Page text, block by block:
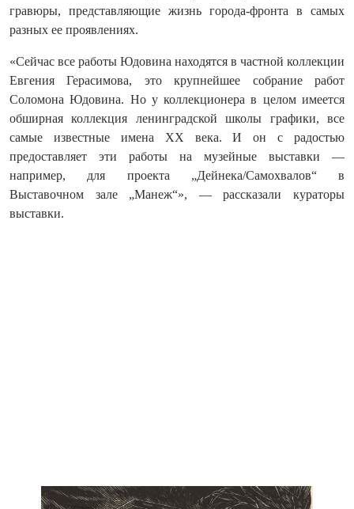
гравюры, представляющие жизнь города-фронта в самых
разных ее проявлениях.
«Сейчас все работы Юдовина находятся в частной коллекции
Евгения Герасимова, это крупнейшее собрание работ
Соломона Юдовина. Но у коллекционера в целом имеется
обширная коллекция ленинградской школы графики, все
самые известные имена ХХ века. И он с радостью
предоставляет эти работы на музейные выставки —
например, для проекта „Дейнека/Самохвалов“ в
Выставочном зале „Манеж“», — рассказали кураторы
выставки.